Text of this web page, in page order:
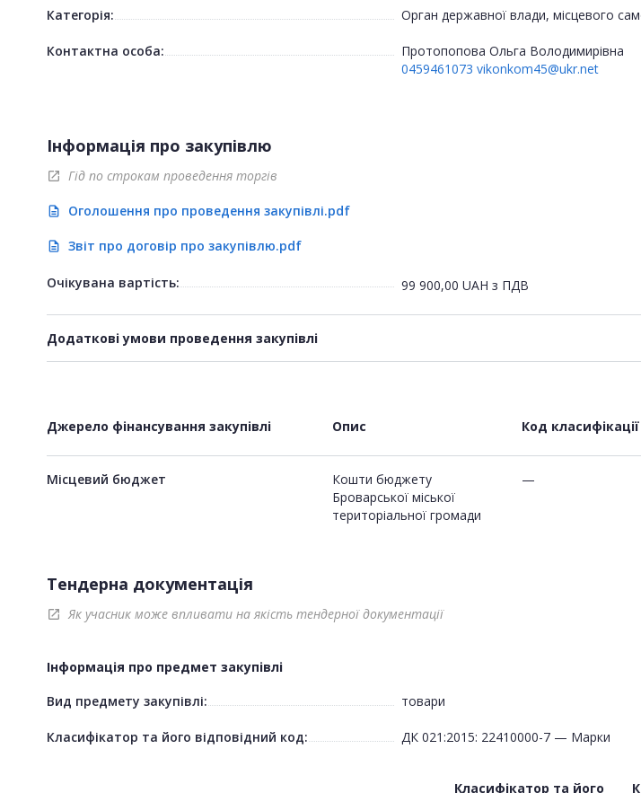
Категорія: Орган державної влади, місцевого
Контактна особа:
Протопопова Ольга Володимирівна
0459461073 vikonkom45@ukr.net
Інформація про закупівлю
open_in_new Гід по строкам проведення торгів
description Оголошення про проведення закупівлі.pdf
description Звіт про договір про закупівлю.pdf
Очікувана вартість: 99 900,00 UAH з ПДВ
Додаткові умови проведення закупівлі
Джерело фінансування закупівлі Опис Код
Місцевий бюджет
Кошти бюджету
Броварської міської
територіальної громади
—
Тендерна документація
open_in_new Як учасник може впливати на якість тендерної документації
Інформація про предмет закупівлі
Вид предмету закупівлі:
товари
Класифікатор та його відповідний код: ДК 021:2015: 22410000-7 — Марки
Класифікатор та його